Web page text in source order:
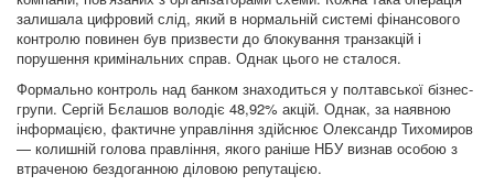
залишала цифровий слід, який в нормальній системі фінансового
контролю повинен був призвести до блокування транзакцій і
порушення кримінальних справ. Однак цього не сталося.
Формально контроль над банком знаходиться у полтавської бізнес-
групи. Сергій Бєлашов володіє 48,92% акцій. Однак, за наявною
інформацією, фактичне управління здійснює Олександр Тихомиров
— колишній голова правління, якого раніше НБУ визнав особою з
втраченою бездоганною діловою репутацією.